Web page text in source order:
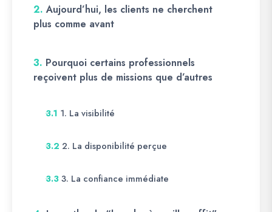
2. Aujourd’hui, les clients ne cherchent
plus comme avant
3. Pourquoi certains professionnels
reçoivent plus de missions que d’autres
3.1 1. La visibilité
3.2 2. La disponibilité perçue
3.3 3. La confiance immédiate